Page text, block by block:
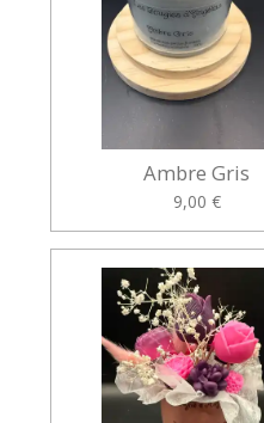
Ambre Gris
9,00 €